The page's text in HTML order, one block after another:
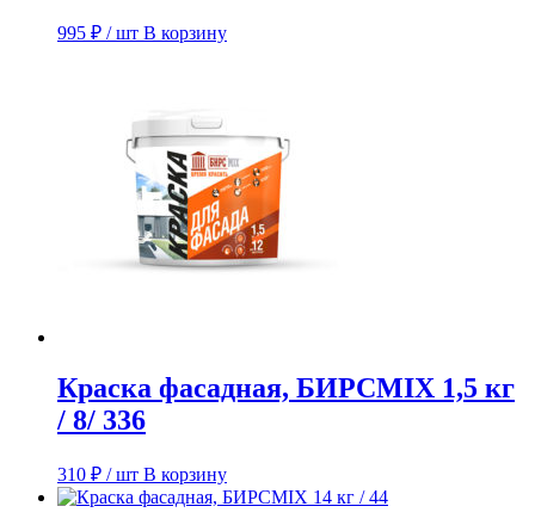
995 ₽ / шт В корзину
Краска фасадная, БИРСMIX 1,5 кг
/ 8/ 336
310 ₽ / шт В корзину